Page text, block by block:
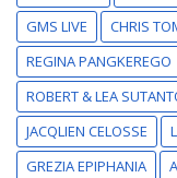
GMS LIVE
CHRIS
REGINA PANGKEREGO
ROBERT & LEA
JACQLIEN CELOSSE
GREZIA EPIPHANIA